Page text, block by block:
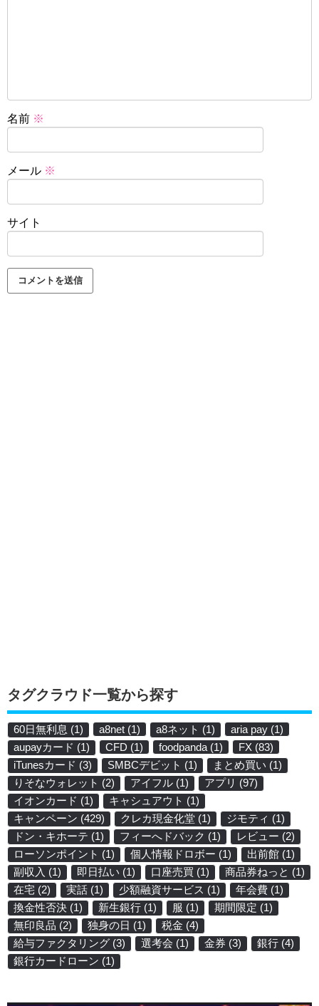
名前 ※
メール ※
サイト
タグクラウド一覧から探す
60日無利息 (1) a8net (1) a8ネット (1) aria pay (1)
aupayカード (1) CFD (1) foodpanda (1) FX (83)
iTunesカード (3) SMBCデビット (1) まとめ買い (1)
りそなウォレット (2) アイフル (1) アプリ (97)
イオンカード (1) キャシュアウト (1)
キャンペーン (429) クレカ現金化堂 (1) ジモティ (1)
ドン・キホーテ (1) フィーへドバック (1) レビュー (2)
ローソンポイント (1) 個人情報ドロボー (1) 出前館 (1)
副収入 (1) 即日払い (1) 口座売買 (1) 商品券ねっと (1)
在宅 (2) 実話 (1) 少額融資サービス (1) 年会費 (1)
換金性否決 (1) 新生銀行 (1) 服 (1) 期間限定 (1)
無印良品 (2) 独身の日 (1) 税金 (4)
給与ファクタリング (3) 選考会 (1) 金券 (3) 銀行 (4)
銀行カードローン (1)